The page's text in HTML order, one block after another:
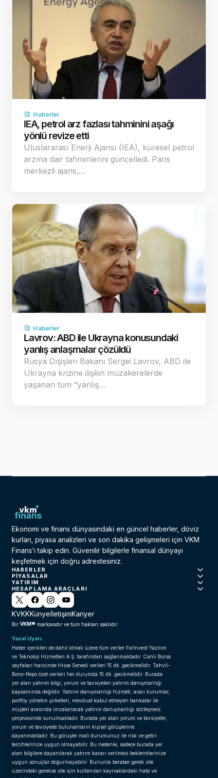
Haberler
IEA, petrol arz fazlası tahminini aşağı
yönlü revize etti
Uluslararası Enerji Ajansı (IEA), küresel petrol
arzına dair tahminlerini güncelledi. Paris
merkezli ajans,…
Haberler
Lavrov: ABD ile Ukrayna konusundaki
yanlış anlaşmalar çözüldü
Rusya Dışişleri Bakanı Sergei Lavrov, ABD ile
Ukrayna krizine ilişkin müzakerelerde
yaşanan tüm “yanlış…
Ekonomi ve finans dünyasındaki en güncel haberler, döviz
kurları, piyasa analizleri ve son dakika gelişmeleri için VKM
Finans’ı takip edin. Güvenilir bilgilerle finansal dünyayı
keşfetmek için doğru adrestesiniz.
HABERLER
PIYASALAR
YATIRIM
HESAPLAMA ARAÇLARI
KVKKKünyeİletişimKariyer
Bir VKM® markasıdır ve tüm hakları saklıdır.
Yasal Uyarı
Haber içerikleri de dahil olmak üzere tüm veriler ForInvest Yazılım
ve Teknoloji Hizmetleri A.Ş. tarafından sağlanmaktadır. Canlı Borsa
sayfaları haricinde Hisse Senedi verileri 15 dk. gecikmelidir. Tahvil-
Bono-Repo özet verileri her durumda 15 dk. gecikmelidir. Burada
yer alan yatırım bilgi, yorum ve tavsiyeleri yatırım danışmanlığı
kapsamında değildir. Yatırım danışmanlığı hizmeti; aracı kurumlar,
portföy yönetim şirketleri, mevduat kabul etmeyen bankalar ile
müşteri arasında imzalanacak yatırım danışmanlığı sözleşmesi
çerçevesinde sunulmaktadır. Burada yer alan yorum ve tavsiyeler,
yorum ve tavsiyede bulunanların kişisel görüşlerine
dayanmaktadır. Bu görüşler mali durumunuz ile risk ve getiri
tercihlerinize uygun olmayabilir. Bu nedenle, sadece burada yer
alan bilgilere dayanılarak yatırım kararı verilmesi beklentilerinize
uygun sonuçlar doğurmayabilir. Bununla beraber gerek site
üzerindeki gerekse site için kullanılan kaynaklardaki hata ve